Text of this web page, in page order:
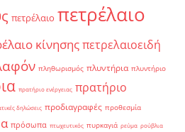
πετρέλαιο πετρέλαιο
κίνησηςπετρελαιοειδή
πληθωρισμός πλυντήρια πλυντήριο
πρατήριο ενέργειας πρατήριο
δηλώσεις προδιαγραφές προθεσμία
πρόσωπα πτωχευτικός πυρκαγιά ρεύμα ρούβλια